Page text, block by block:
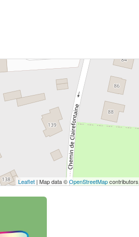
Leaflet| Map data ©OpenStreetMapcontributors,